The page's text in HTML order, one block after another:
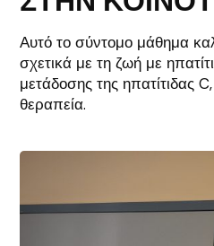
Αυτό το σύντομο μάθημα
σχετικά με τη ζωή με
μετάδοσης της ηπατίτιδας C,
θεραπεία.